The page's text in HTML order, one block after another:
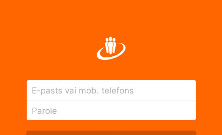
E-pasts vai mob. telefons
Parole